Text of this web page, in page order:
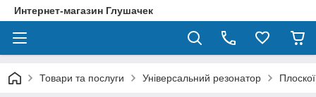
Интернет-магазин Глушачек
Товари та послуги Універсальний резонатор